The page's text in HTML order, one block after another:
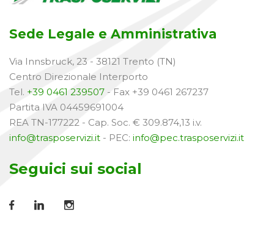
Sede Legale e Amministrativa
Via Innsbruck, 23 - 38121 Trento (TN)
Centro Direzionale Interporto
Tel. +39 0461 239507 - Fax +39 0461 267237
Partita IVA 04459691004
REA TN-177222 - Cap. Soc. € 309.874,13 i.v.
info@trasposervizi.it - PEC: info@pec.trasposervizi.it
Seguici sui social